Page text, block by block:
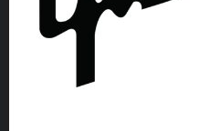
KONTAKT